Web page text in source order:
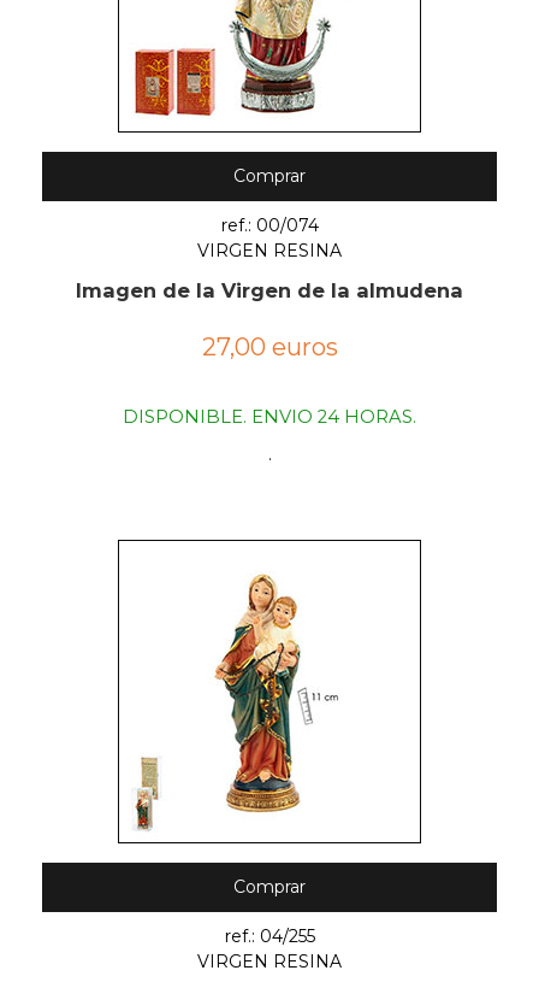
Comprar
ref.: 00/074
VIRGEN RESINA
Imagen de la Virgen de la almudena
27,00 euros
DISPONIBLE. ENVIO 24 HORAS.
.
Comprar
ref.: 04/255
VIRGEN RESINA